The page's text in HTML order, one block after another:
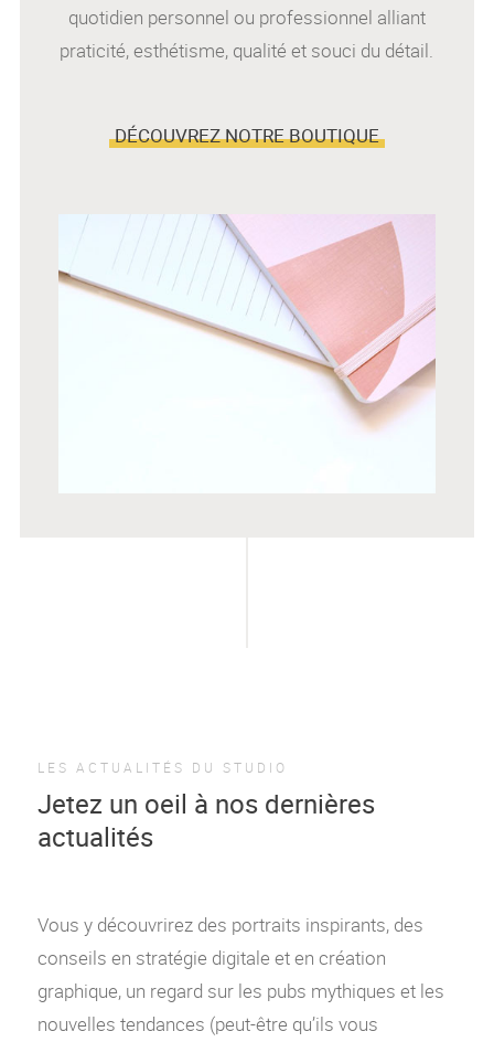
quotidien personnel ou professionnel alliant
praticité, esthétisme, qualité et souci du détail.
DÉCOUVREZ NOTRE BOUTIQUE
LES ACTUALITÉS DU STUDIO
Jetez un oeil à nos dernières
actualités
Vous y découvrirez des portraits inspirants, des
conseils en stratégie digitale et en création
graphique, un regard sur les pubs mythiques et les
nouvelles tendances (peut-être qu’ils vous